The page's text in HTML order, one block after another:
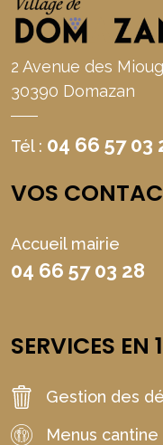
2 Avenue des
30390 Domazan
Tél : 04 66 57 03
VOS
Accueil mairie
04 66 57 03 28
SERVICES EN
Gestion des
Menus cantine